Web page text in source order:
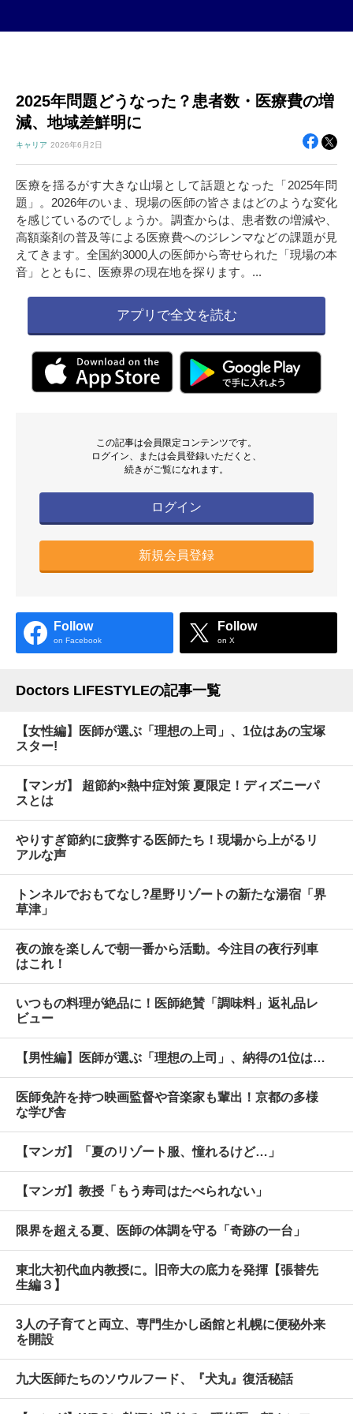
2025年問題どうなった？患者数・医療費の増
減、地域差鮮明に
キャリア 2026年6月2日
医療を揺るがす大きな山場として話題となった「2025年問
題」。2026年のいま、現場の医師の皆さまはどのような変化
を感じているのでしょうか。調査からは、患者数の増減や、
高額薬剤の普及等による医療費へのジレンマなどの課題が見
えてきます。全国約3000人の医師から寄せられた「現場の本
音」とともに、医療界の現在地を探ります。...
アプリで全文を読む
この記事は会員限定コンテンツです。
ログイン、または会員登録いただくと、
続きがご覧になれます。
ログイン
新規会員登録
Follow
on Facebook
Follow
on X
Doctors LIFESTYLEの記事一覧
【女性編】医師が選ぶ「理想の上司」、1位はあの宝塚
スター!
【マンガ】 超節約×熱中症対策 夏限定！ディズニーパ
スとは
やりすぎ節約に疲弊する医師たち！現場から上がるリ
アルな声
トンネルでおもてなし?星野リゾートの新たな湯宿「界
草津」
夜の旅を楽しんで朝一番から活動。今注目の夜行列車
はこれ！
いつもの料理が絶品に！医師絶賛「調味料」返礼品レ
ビュー
【男性編】医師が選ぶ「理想の上司」、納得の1位は…
医師免許を持つ映画監督や音楽家も輩出！京都の多様
な学び舎
【マンガ】「夏のリゾート服、憧れるけど…」
【マンガ】教授「もう寿司はたべられない」
限界を超える夏、医師の体調を守る「奇跡の一台」
東北大初代血内教授に。旧帝大の底力を発揮【張替先
生編３】
3人の子育てと両立、専門生かし函館と札幌に便秘外来
を開設
九大医師たちのソウルフード、『犬丸』復活秘話